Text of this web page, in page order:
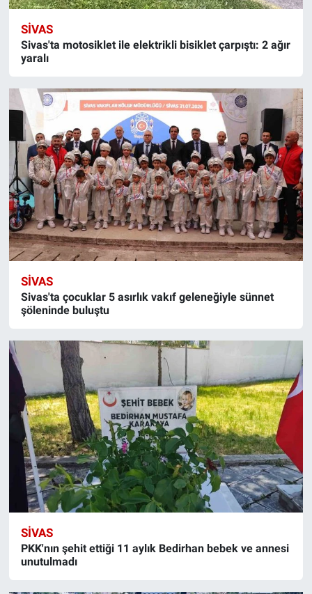
SIVAS
Sivas'ta motosiklet ile elektrikli bisiklet çarpıştı: 2 ağır
yaralı
SIVAS
Sivas'ta çocuklar 5 asırlık vakıf geleneğiyle sünnet
şöleninde buluştu
SIVAS
PKK'nın şehit ettiği 11 aylık Bedirhan bebek ve annesi
unutulmadı